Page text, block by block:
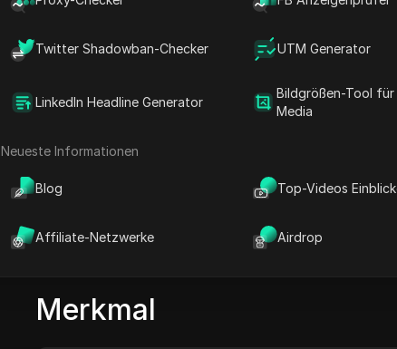
Twitter Shadowban-Checker UTM Generator
LinkedIn Headline Generator
Bildgrößen-Tool für
Media
Neueste Informationen
Blog Top-Videos
Affiliate-Netzwerke Airdrop
sind. Mit einem Fokus auf Effizienz bietet es
gewährleisten hohe Erfolgsquoten beim
hält die Nutzer in wettbewerbsintensiven,
Detail
Merkmal